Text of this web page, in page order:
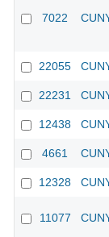
7022
22055
22231
12438
4661
12328
11077